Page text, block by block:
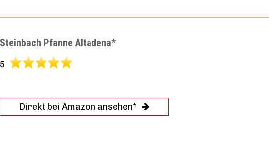
Steinbach Pfanne Altadena*
5
Direkt bei Amazon ansehen*